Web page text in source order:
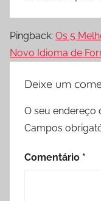
Pingback: Os 5
Novo Idioma de
Deixe um
O seu endereço
Campos
Comentário *